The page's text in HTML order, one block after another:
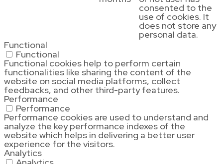
consented to the
use of cookies. It
does not store any
personal data.
Functional
Functional
Functional cookies help to perform certain
functionalities like sharing the content of the
website on social media platforms, collect
feedbacks, and other third-party features.
Performance
Performance
Performance cookies are used to understand and
analyze the key performance indexes of the
website which helps in delivering a better user
experience for the visitors.
Analytics